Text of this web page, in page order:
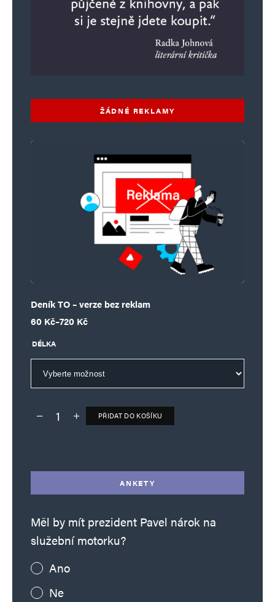
ŽÁDNÉ REKLAMY
Deník TO – verze bez reklam
60 Kč–720 Kč
Rozpětí cen: 60 Kč až 720 Kč
DÉLKA
Deník TO – verze bez reklam množství
PŘIDAT DO KOŠÍKU
ANKETY
Měl by mít prezident Pavel nárok na
služební motorku?
Ano
Ne